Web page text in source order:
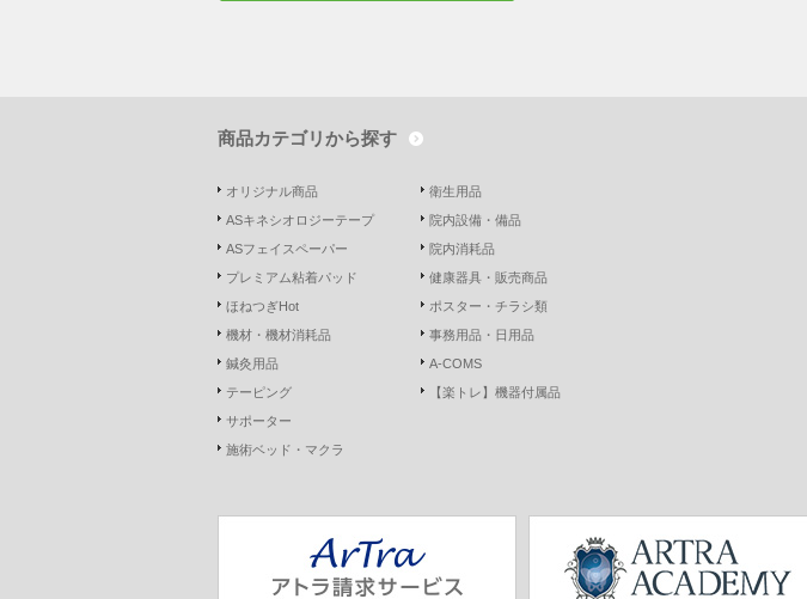
商品カテゴリから探す
オリジナル商品
ASキネシオロジーテープ
ASフェイスペーパー
プレミアム粘着パッド
ほねつぎHot
機材・機材消耗品
鍼灸用品
テーピング
サポーター
施術ベッド・マクラ
衛生用品
院内設備・備品
院内消耗品
健康器具・販売商品
ポスター・チラシ類
事務用品・日用品
A-COMS
【楽トレ】機器付属品